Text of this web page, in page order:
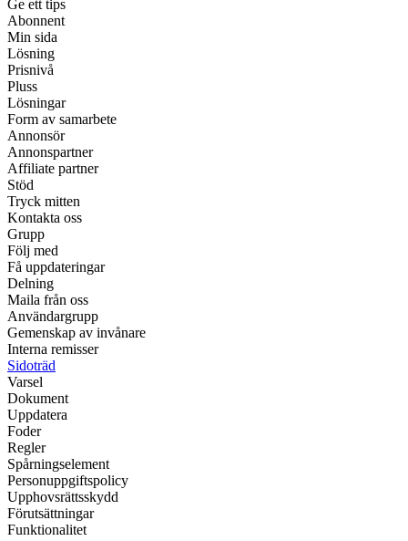
Ge ett tips
Abonnent
Min sida
Lösning
Prisnivå
Pluss
Lösningar
Form av samarbete
Annonsör
Annonspartner
Affiliate partner
Stöd
Tryck mitten
Kontakta oss
Grupp
Följ med
Få uppdateringar
Delning
Maila från oss
Användargrupp
Gemenskap av invånare
Interna remisser
Sidoträd
Varsel
Dokument
Uppdatera
Foder
Regler
Spårningselement
Personuppgiftspolicy
Upphovsrättsskydd
Förutsättningar
Funktionalitet